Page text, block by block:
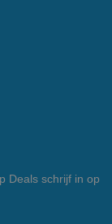
Deals schrijf in op